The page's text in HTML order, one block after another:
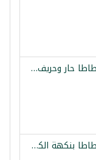
طرد شيبس بطاطا حار وحريف فانتازيا 12×90غ
طرد شيبس بطاطا بنكهة الكاتشب فانتازيا 12×90غ